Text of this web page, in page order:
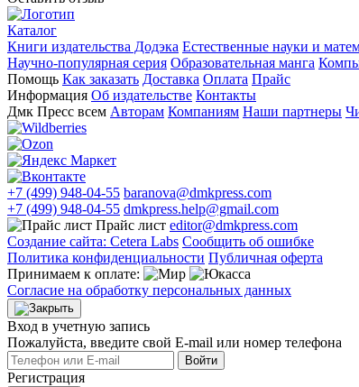
Каталог
Книги издательства Додэка Естественные науки и
Научно-популярная серия Образовательная манга
Помощь Как заказать Доставка Оплата Прайс
Информация Об издательстве Контакты
Дмк Пресс всем Авторам Компаниям Наши партнеры
+7 (499) 948-04-55 baranova@dmkpress.com
+7 (499) 948-04-55 dmkpress.help@gmail.com
Прайс лист editor@dmkpress.com
Создание сайта: Cetera Labs Сообщить об ошибке
Политика конфиденциальности Публичная оферта
Принимаем к оплате:
Согласие на обработку персональных данных
Вход в учетную запись
Пожалуйста, введите свой E‑mail или номер телефона
Войти
Регистрация